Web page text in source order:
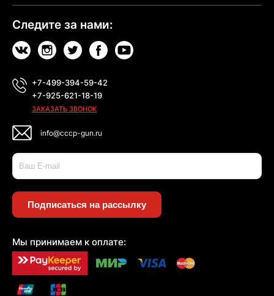
Следите за нами:
+7-499-394-59-42
+7-925-621-18-19
ЗАКАЗАТЬ ЗВОНОК
info@cccp-gun.ru
Подписаться на рассылку
Мы принимаем к оплате: